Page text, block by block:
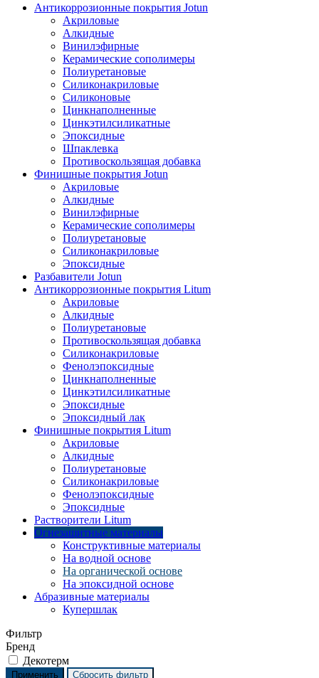
Антикоррозионные покрытия Jotun
Акриловые
Алкидные
Винилэфирные
Керамические сополимеры
Полиуретановые
Силиконакриловые
Силиконовые
Цинкнаполненные
Цинкэтилсиликатные
Эпоксидные
Шпаклевка
Противоскользящая добавка
Финишные покрытия Jotun
Акриловые
Алкидные
Винилэфирные
Керамические сополимеры
Полиуретановые
Силиконакриловые
Эпоксидные
Разбавители Jotun
Антикоррозионные покрытия Litum
Акриловые
Алкидные
Полиуретановые
Противоскользящая добавка
Силиконакриловые
Фенолэпоксидные
Цинкнаполненные
Цинкэтилсиликатные
Эпоксидные
Эпоксидный лак
Финишные покрытия Litum
Акриловые
Алкидные
Полиуретановые
Силиконакриловые
Фенолэпоксидные
Эпоксидные
Растворители Litum
Огнезащитные материалы
Конструктивные материалы
На водной основе
На органической основе
На эпоксидной основе
Абразивные материалы
Купершлак
Фильтр
Бренд
Декотерм